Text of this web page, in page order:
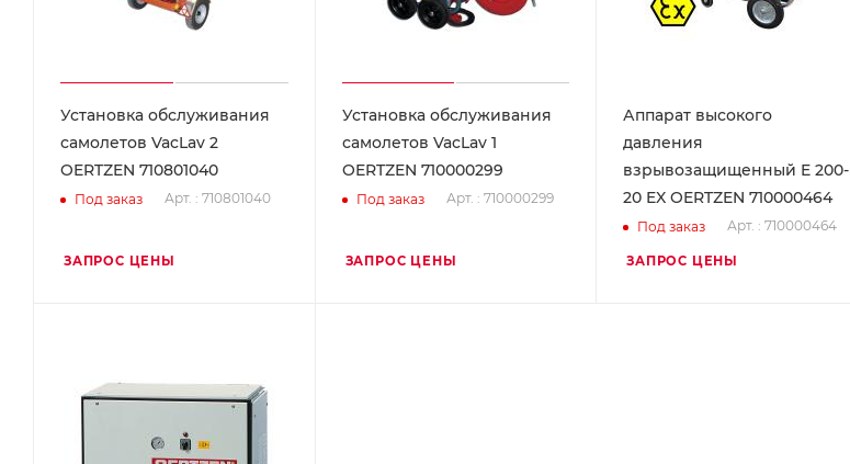
Установка обслуживания
самолетов VacLav 2
OERTZEN 710801040
Под заказ Арт. : 710801040
ЗАПРОС ЦЕНЫ
Установка обслуживания
самолетов VacLav 1
OERTZEN 710000299
Под заказ Арт. : 710000299
ЗАПРОС ЦЕНЫ
Аппарат высокого
давления
взрывозащищенный E 200-
20 EX OERTZEN 710000464
Под заказ Арт. : 710000464
ЗАПРОС ЦЕНЫ